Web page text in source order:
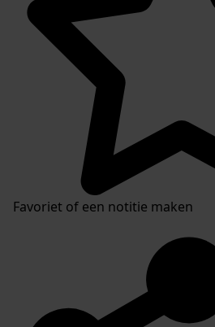
Favoriet of een notitie maken